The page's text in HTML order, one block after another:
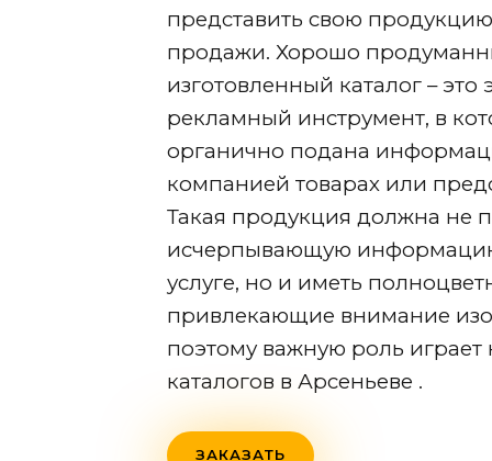
представить свою
продажи. Хорошо
изготовленный каталог –
рекламный инструмент, в
органично подана
компанией товарах или
Такая продукция должна не
исчерпывающую
услуге, но и иметь
привлекающие внимание
поэтому важную роль играет
каталогов в Арсеньеве .
ЗАКАЗАТЬ